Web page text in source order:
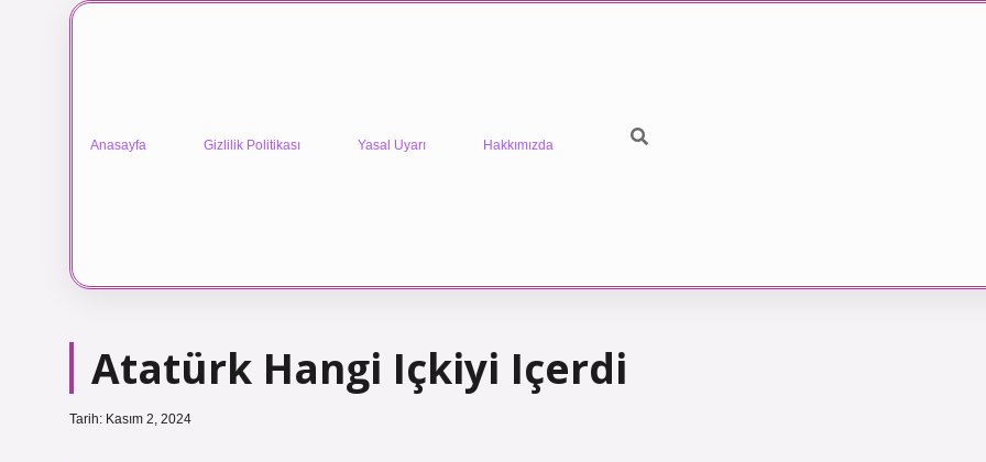
Anasayfa Gizlilik Politikası Yasal Uyarı Hakkımızda
Atatürk Hangi Içkiyi Içerdi
Tarih: Kasım 2, 2024